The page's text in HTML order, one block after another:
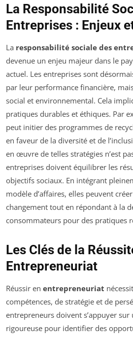
La Responsabilité
Entreprises : Enjeux
La responsabilité sociale des
devenue un enjeu majeur dans le
actuel. Les entreprises sont
par leur performance financière,
social et environnemental. Cela
pratiques durables et éthiques. Par
peut initier des programmes de
en faveur de la diversité et de
en œuvre de telles stratégies n’est
entreprises doivent équilibrer les
objectifs sociaux. En intégrant
modèle d’affaires, elles peuvent
changement tout en répondant à la
consommateurs pour des pratiques
Les Clés de la
Entrepreneuriat
Réussir en entrepreneuriat
compétences, de stratégie et de
entrepreneurs doivent s’appuyer sur
rigoureuse pour identifier des